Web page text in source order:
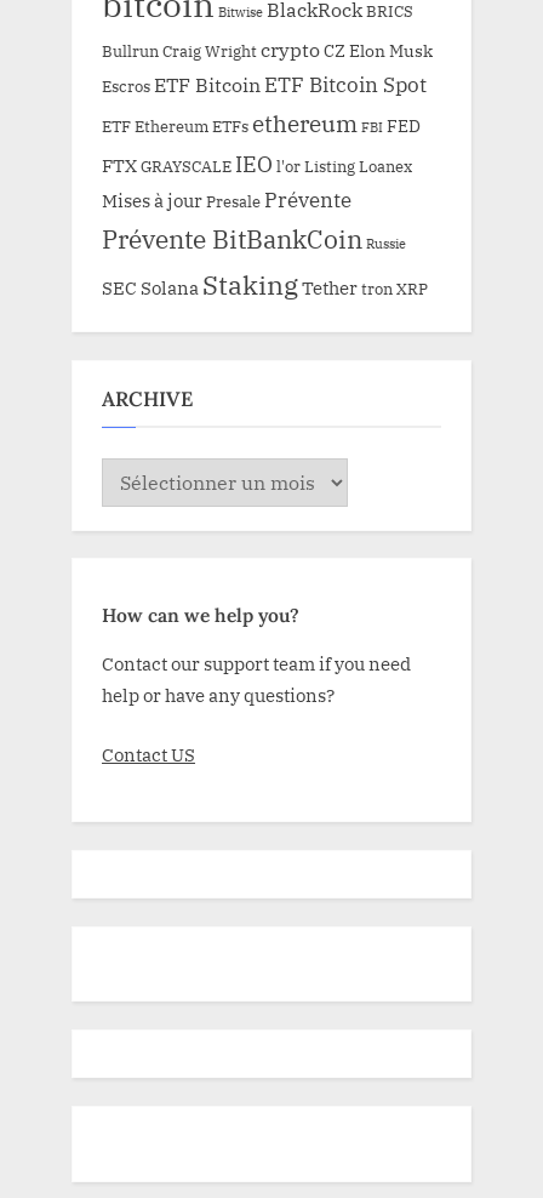
Bitwise BlackRockBRICS
BullrunCraig WrightcryptoCZ Elon Musk
EscrosETF Bitcoin ETF Bitcoin Spot
ETF EthereumETFs ethereum FBI FED
FTXGRAYSCALE IEO l'orListingLoanex
Mises à jourPresale Prévente
Prévente BitBankCoin Russie
SEC Solana StakingTethertronXRP
ARCHIVE
ARCHIVE
How can we help you?
Contact our support team if you need
help or have any questions?
Contact US